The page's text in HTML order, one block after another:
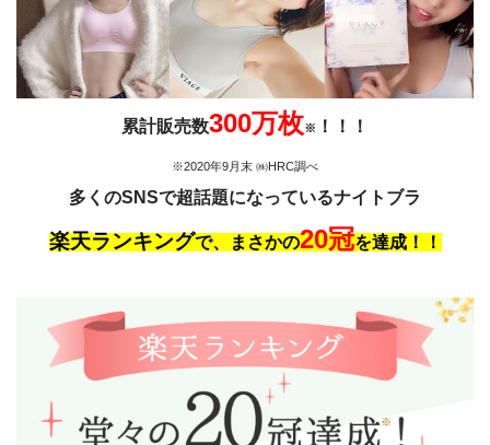
累計販売数300万枚※ ！！！
※2020年9月末 ㈱HRC調べ
多くのSNSで超話題になっているナイトブラ
楽天ランキングで、まさかの20冠を達成！！